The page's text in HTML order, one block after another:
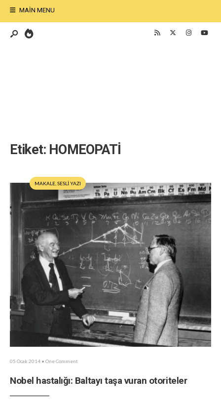
MAIN MENU
Etiket: HOMEOPATİ
MAKALE SESLİ YAZI
05 Ocak 2014 • One Comment
Nobel hastalığı: Baltayı taşa vuran otoriteler